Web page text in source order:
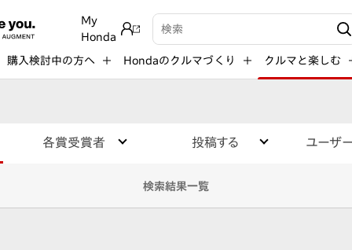
My
Honda
検索キーワード入力
購入検討中の方へ Hondaのクルマづくり クルマと楽しむ
各賞受賞者 投稿する ユーザ
検索結果一覧